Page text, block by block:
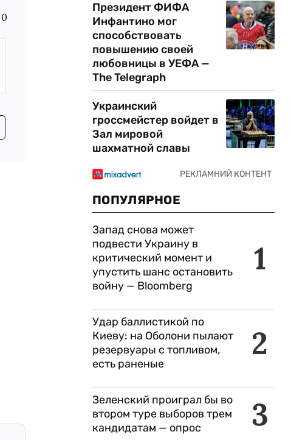
0
Президент ФИФА
Инфантино мог
способствовать
повышению своей
любовницы в УЕФА —
The Telegraph
Украинский
гроссмейстер войдет в
Зал мировой
шахматной славы
ПОПУЛЯРНОЕ
1
Запад снова может
подвести Украину в
критический момент и
упустить шанс остановить
войну — Bloomberg
2
Удар баллистикой по
Киеву: на Оболони пылают
резервуары с топливом,
есть раненые
3
Зеленский проиграл бы во
втором туре выборов трем
кандидатам — опрос